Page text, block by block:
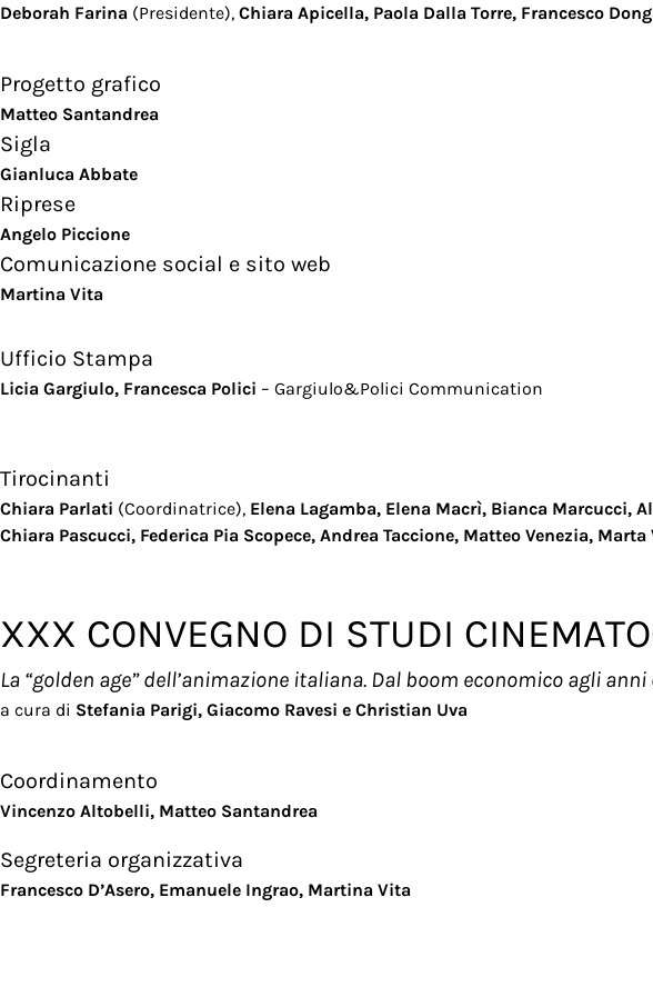
Deborah Farina (Presidente), Chiara Apicella, Paola Dalla Torre, Francesco
Progetto grafico
Matteo Santandrea
Sigla
Gianluca Abbate
Riprese
Angelo Piccione
Comunicazione social e sito web
Martina Vita
Ufficio Stampa
Licia Gargiulo, Francesca Polici – Gargiulo&Polici Communication
Tirocinanti
Chiara Parlati (Coordinatrice), Elena Lagamba, Elena Macrì, Bianca Marcucci,
Chiara Pascucci, Federica Pia Scopece, Andrea Taccione, Matteo Venezia,
XXX CONVEGNO DI STUDI
La “golden age” dell’animazione italiana. Dal boom economico agli anni
a cura di Stefania Parigi, Giacomo Ravesi e Christian Uva
Coordinamento
Vincenzo Altobelli, Matteo Santandrea
Segreteria organizzativa
Francesco D’Asero, Emanuele Ingrao, Martina Vita